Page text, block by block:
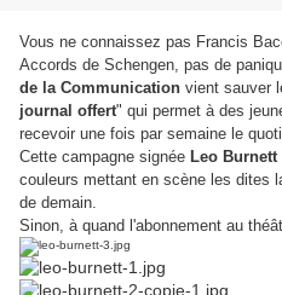
Vous ne connaissez pas Francis
Accords de Schengen, pas de
de la Communication vient sauver
journal offert" qui permet à des
recevoir une fois par semaine le
Cette campagne signée Leo Burnett
couleurs mettant en scène les dites
de demain.
Sinon, à quand l'abonnement au